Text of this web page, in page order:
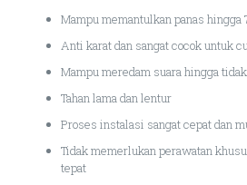
Mampu memantulkan panas hingga
Anti karat dan sangat cocok untuk
Mampu meredam suara hingga
Tahan lama dan lentur
Proses instalasi sangat cepat dan
Tidak memerlukan perawatan
tepat